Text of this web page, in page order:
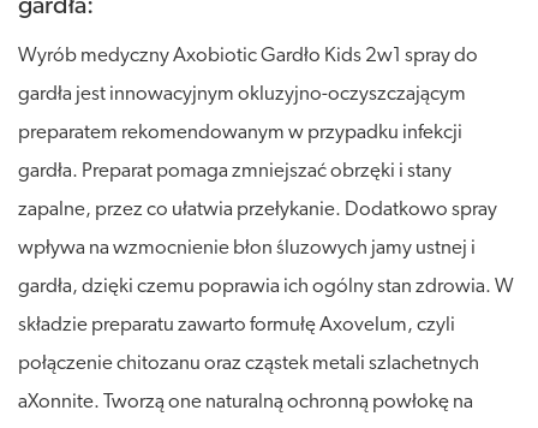
gardła:
Wyrób medyczny Axobiotic Gardło Kids 2w1 spray do
gardła jest innowacyjnym okluzyjno-oczyszczającym
preparatem rekomendowanym w przypadku infekcji
gardła. Preparat pomaga zmniejszać obrzęki i stany
zapalne, przez co ułatwia przełykanie. Dodatkowo spray
wpływa na wzmocnienie błon śluzowych jamy ustnej i
gardła, dzięki czemu poprawia ich ogólny stan zdrowia. W
składzie preparatu zawarto formułę Axovelum, czyli
połączenie chitozanu oraz cząstek metali szlachetnych
aXonnite. Tworzą one naturalną ochronną powłokę na